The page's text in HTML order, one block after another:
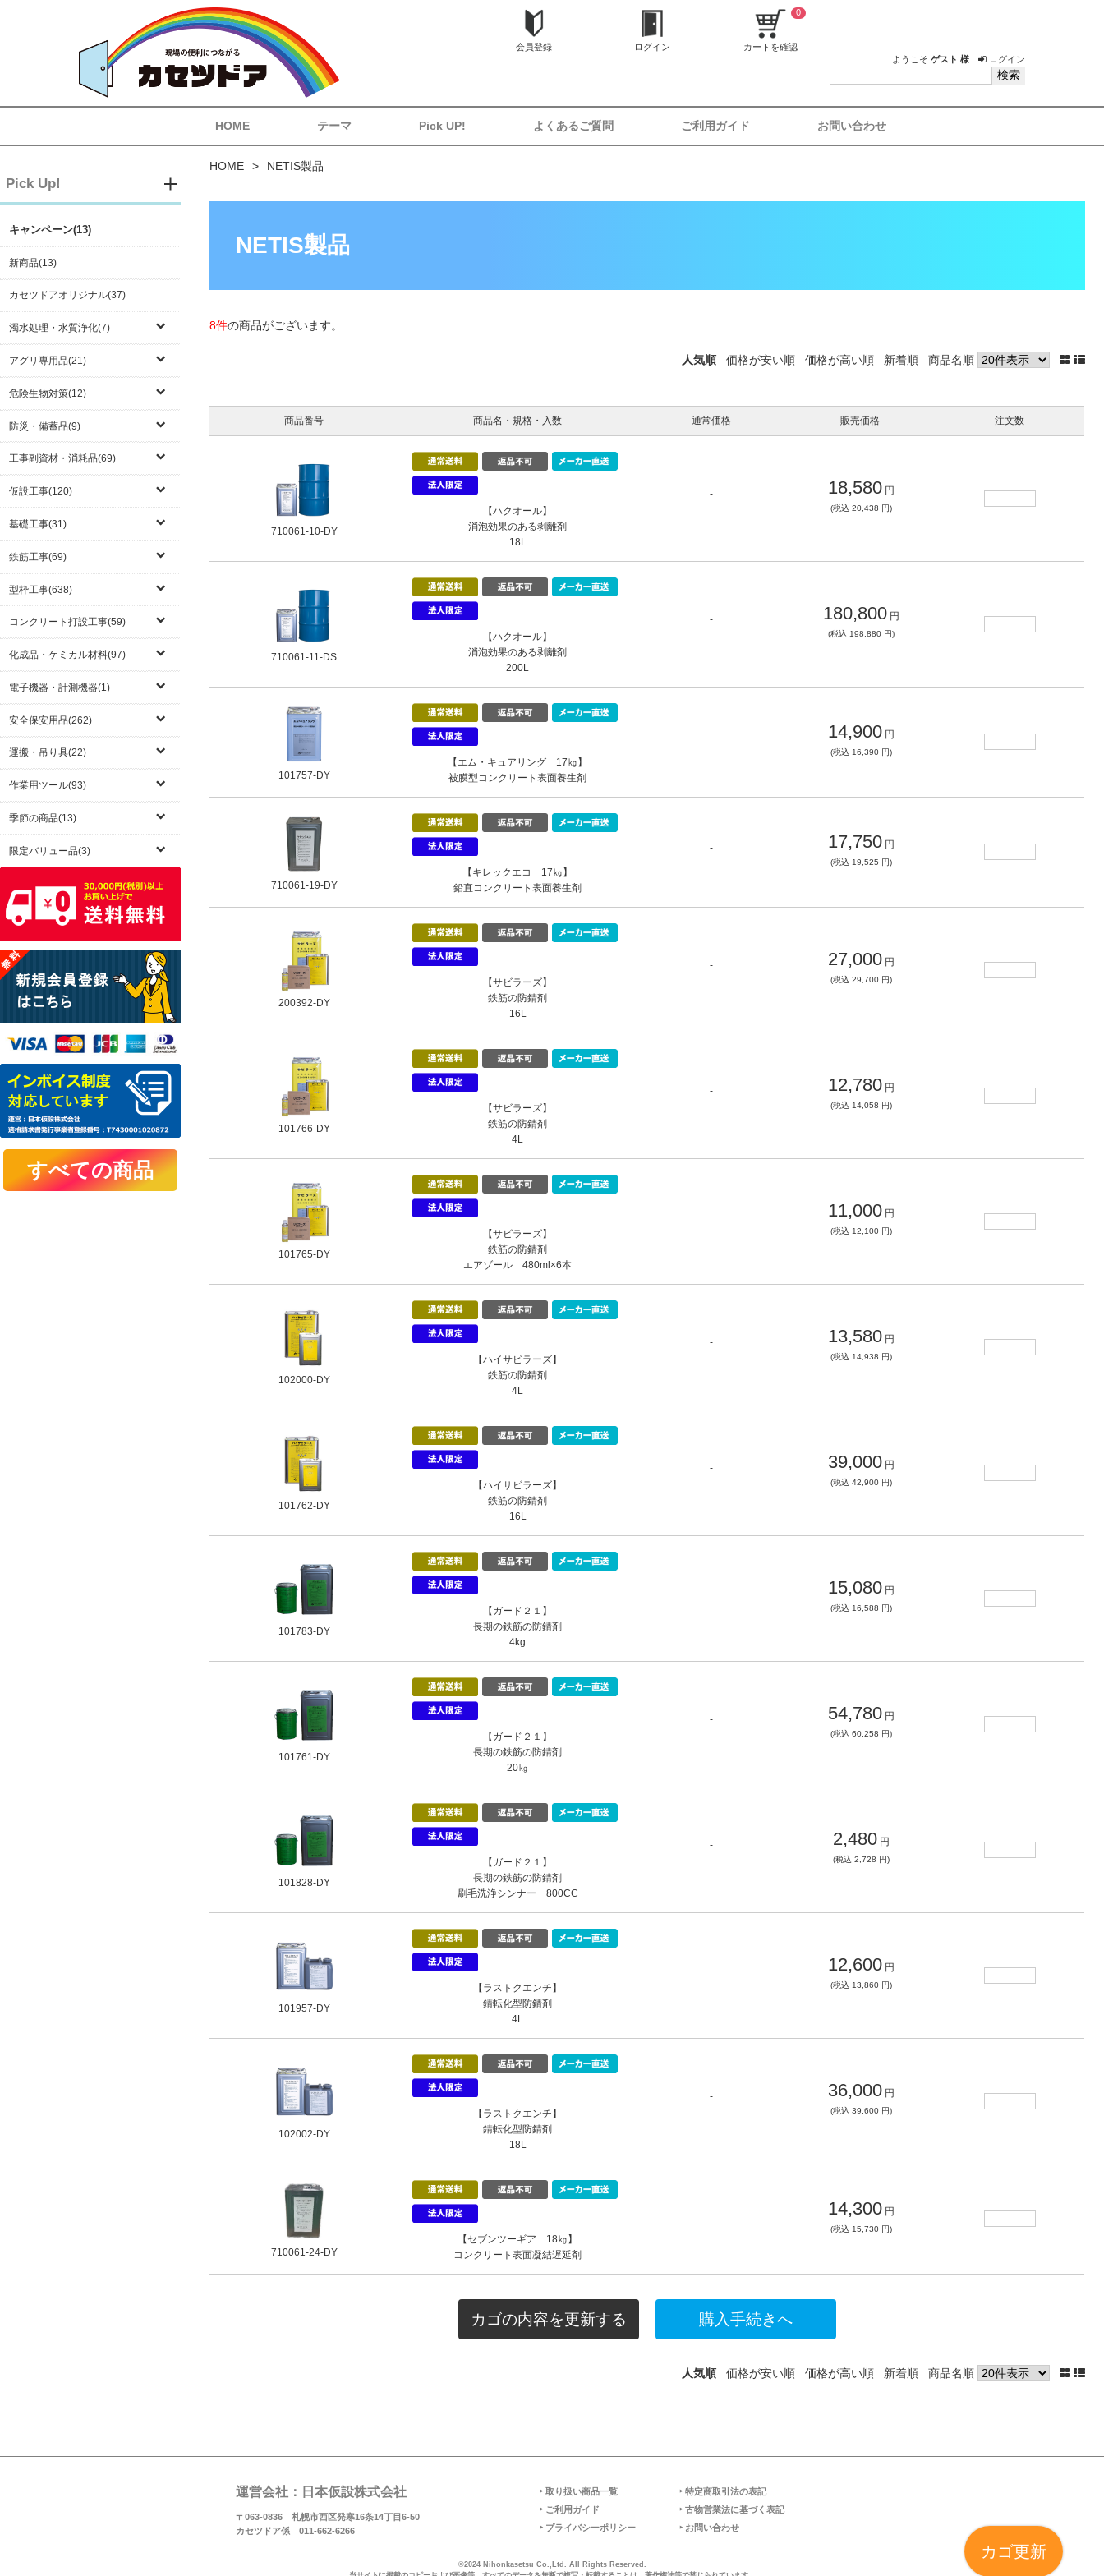
会員登録 ログイン カートを確認
0
ようこそ ゲスト 様 ログイン
HOME テーマ Pick UP! よくあるご質問 ご利用ガイド お問い合わせ
Pick Up!
キャンペーン(13)
新商品(13)
カセツドアオリジナル(37)
濁水処理・水質浄化(7)
アグリ専用品(21)
危険生物対策(12)
防災・備蓄品(9)
工事副資材・消耗品(69)
仮設工事(120)
基礎工事(31)
鉄筋工事(69)
型枠工事(638)
コンクリート打設工事(59)
化成品・ケミカル材料(97)
電子機器・計測機器(1)
安全保安用品(262)
運搬・吊り具(22)
作業用ツール(93)
季節の商品(13)
限定バリュー品(3)
HOME NETIS製品
NETIS製品
8件の商品がございます。
人気順 価格が安い順 価格が高い順 新着順 商品名順
商品番号 商品名・規格・入数 通常価格 販売価格 注文数
710061-10-DY
【ハクオール】
消泡効果のある剥離剤
18L
- 18,580 円
(税込 20,438 円)
710061-11-DS
【ハクオール】
消泡効果のある剥離剤
200L
- 180,800 円
(税込 198,880 円)
101757-DY
【エム・キュアリング 17㎏】
被膜型コンクリート表面養生剤
- 14,900 円
(税込 16,390 円)
710061-19-DY
【キレックエコ 17㎏】
鉛直コンクリート表面養生剤
- 17,750 円
(税込 19,525 円)
200392-DY
【サビラーズ】
鉄筋の防錆剤
16L
- 27,000 円
(税込 29,700 円)
101766-DY
【サビラーズ】
鉄筋の防錆剤
4L
- 12,780 円
(税込 14,058 円)
101765-DY
【サビラーズ】
鉄筋の防錆剤
エアゾール 480ml×6本
- 11,000 円
(税込 12,100 円)
102000-DY
【ハイサビラーズ】
鉄筋の防錆剤
4L
- 13,580 円
(税込 14,938 円)
101762-DY
【ハイサビラーズ】
鉄筋の防錆剤
16L
- 39,000 円
(税込 42,900 円)
101783-DY
【ガード２１】
長期の鉄筋の防錆剤
4kg
- 15,080 円
(税込 16,588 円)
101761-DY
【ガード２１】
長期の鉄筋の防錆剤
20㎏
- 54,780 円
(税込 60,258 円)
101828-DY
【ガード２１】
長期の鉄筋の防錆剤
刷毛洗浄シンナー 800CC
- 2,480 円
(税込 2,728 円)
101957-DY
【ラストクエンチ】
錆転化型防錆剤
4L
- 12,600 円
(税込 13,860 円)
102002-DY
【ラストクエンチ】
錆転化型防錆剤
18L
- 36,000 円
(税込 39,600 円)
710061-24-DY
【セブンツーギア 18㎏】
コンクリート表面凝結遅延剤
- 14,300 円
(税込 15,730 円)
カゴの内容を更新する
人気順 価格が安い順 価格が高い順 新着順 商品名順
カゴ更新
運営会社：日本仮設株式会社
〒063-0836 札幌市西区発寒16条14丁目6-50
カセツドア係 011-662-6266
‣ 取り扱い商品一覧
‣ ご利用ガイド
‣ プライバシーポリシー
‣ 特定商取引法の表記
‣ 古物営業法に基づく表記
‣ お問い合わせ
©2024 Nihonkasetsu Co.,Ltd. All Rights Reserved.